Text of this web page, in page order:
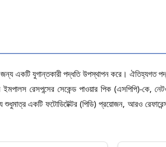
একটি যুগান্তকারী পদ্ধতি উপস্থাপন করে। ঐতিহ্যগত
রেসপন্সের সেকেন্ড পাওয়ার পিক (এসপিপি)-কে,
একটি ফটোডিটেক্টর (পিডি) প্রয়োজন, আরও